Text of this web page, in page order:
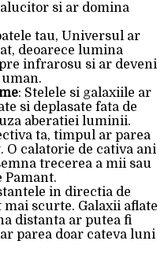
si ar domina
tau, Universul ar
deoarece lumina
infrarosu si ar deveni
: Stelele si galaxiile ar
si deplasate fata de
aberatiei luminii.
ta, timpul ar parea
calatorie de cativa ani
trecerea a mii sau
Pamant.
in directia de
scurte. Galaxii aflate
distanta ar putea fi
parea doar cateva luni